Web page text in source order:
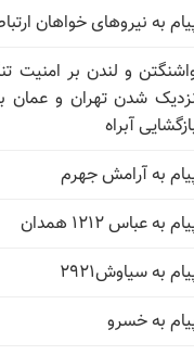
به نیروهای خواهان ارتباط - ۱۵مرداد
و لندن بر امنیت
شدن تهران و عمان
آبراه
به آرامش جهرم
به عباس ۱۲۱۲ همدان
به سیاوش۲۹۲۱
به خسرو